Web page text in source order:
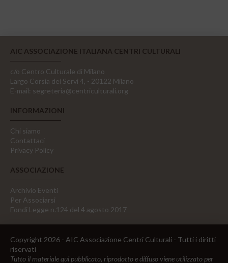
AIC ASSOCIAZIONE ITALIANA CENTRI CULTURALI
c/o Centro Culturale di Milano
Largo Corsia dei Servi 4, - 20122 Milano
E-mail: segreteria@centriculturali.org
INFORMAZIONI
Chi siamo
Contattaci
Privacy Policy
ASSOCIAZIONE
Archivio Eventi
Per Associarsi
Fondi Legge n.124 del 4 agosto 2017
Copyright 2026 - AIC Associazione Centri Culturali - Tutti i diritti
riservati
Tutto il materiale qui pubblicato, riprodotto e diffuso viene utilizzato per